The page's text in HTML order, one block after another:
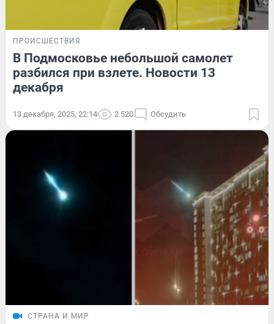
ПРОИСШЕСТВИЯ
В Подмосковье небольшой самолет
разбился при взлете. Новости 13
декабря
13 декабря, 2025, 22:14 2 520 Обсудить
СТРАНА И МИР